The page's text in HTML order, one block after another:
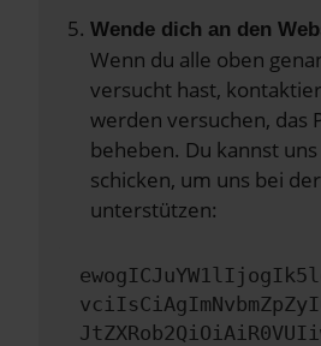
Wende dich an den
Wenn du alle oben
versucht hast,
werden versuchen, das
beheben. Du kannst
schicken, um uns bei
unterstützen: